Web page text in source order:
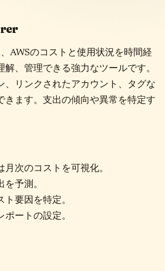
AWSのコストと使用状況を時間経
、管理できる強力なツールです。
、リンクされたアカウント、タグな
きます。支出の傾向や異常を特定す
月次のコストを可視化。
を予測。
ト要因を特定。
ポートの設定。